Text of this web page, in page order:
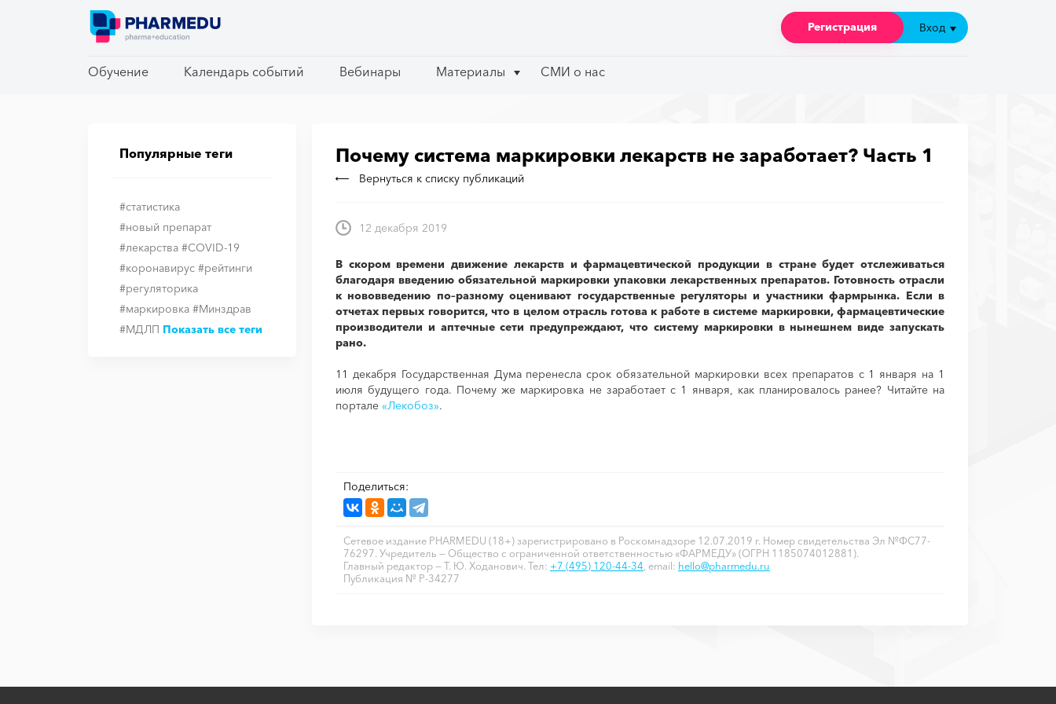
Обучение Календарь событий Вебинары Материалы СМИ о нас
Регистрация Вход
Обучение Календарь событий Вебинары Материалы СМИ о нас
Регистрация Вход
Популярные теги
#статистика
#новый препарат
#лекарства #COVID-19
#коронавирус #рейтинги
#регуляторика
#маркировка #Минздрав
#МДЛП Показать все теги
Почему система маркировки лекарств не заработает? Часть 1
Вернуться к списку публикаций
12 декабря 2019
В скором времени движение лекарств и фармацевтической продукции в стране будет отслеживаться
благодаря введению обязательной маркировки упаковки лекарственных препаратов. Готовность отрасли
к нововведению по–разному оценивают государственные регуляторы и участники фармрынка. Если в
отчетах первых говорится, что в целом отрасль готова к работе в системе маркировки, фармацевтические
производители и аптечные сети предупреждают, что систему маркировки в нынешнем виде запускать
рано.
11 декабря Государственная Дума перенесла срок обязательной маркировки всех препаратов с 1 января на 1
июля будущего года. Почему же маркировка не заработает с 1 января, как планировалось ранее? Читайте на
портале «Лекобоз».
Поделиться:
Сетевое издание PHARMEDU (18+) зарегистрировано в Роскомнадзоре 12.07.2019 г. Номер свидетельства Эл №ФС77-
76297. Учредитель — Общество с ограниченной ответственностью «ФАРМЕДУ» (ОГРН 1185074012881).
Главный редактор — Т. Ю. Ходанович. Тел: +7 (495) 120-44-34 , email: hello@pharmedu.ru
Публикация № P-34277